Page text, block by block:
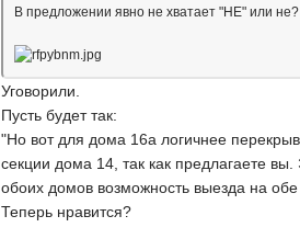
В предложении явно не хватает "НЕ" или не?
Уговорили.
Пусть будет так:
"Но вот для дома 16а логичнее
секции дома 14, так как предлагаете
обоих домов возможность выезда на
Теперь нравится?